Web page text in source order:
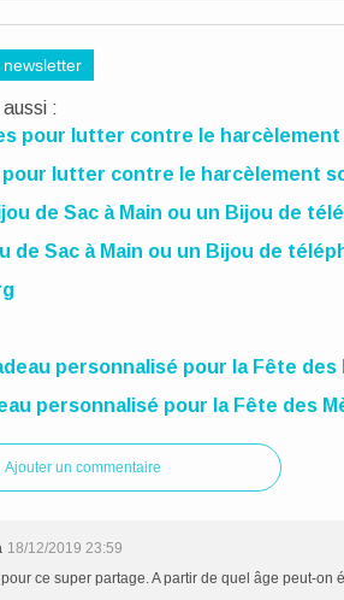
:
pour lutter contre le harcèlement
de Sac à Main ou un Bijou de
personnalisé pour la Fête des
Ajouter un commentaire
18/12/2019 23:59
pour ce super partage. A partir de quel âge peut-on